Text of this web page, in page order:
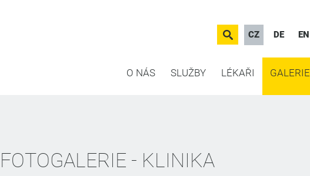
EN
DE
CZ
O NÁS SLUŽBY LÉKAŘI GALERIE
FOTOGALERIE - KLINIKA